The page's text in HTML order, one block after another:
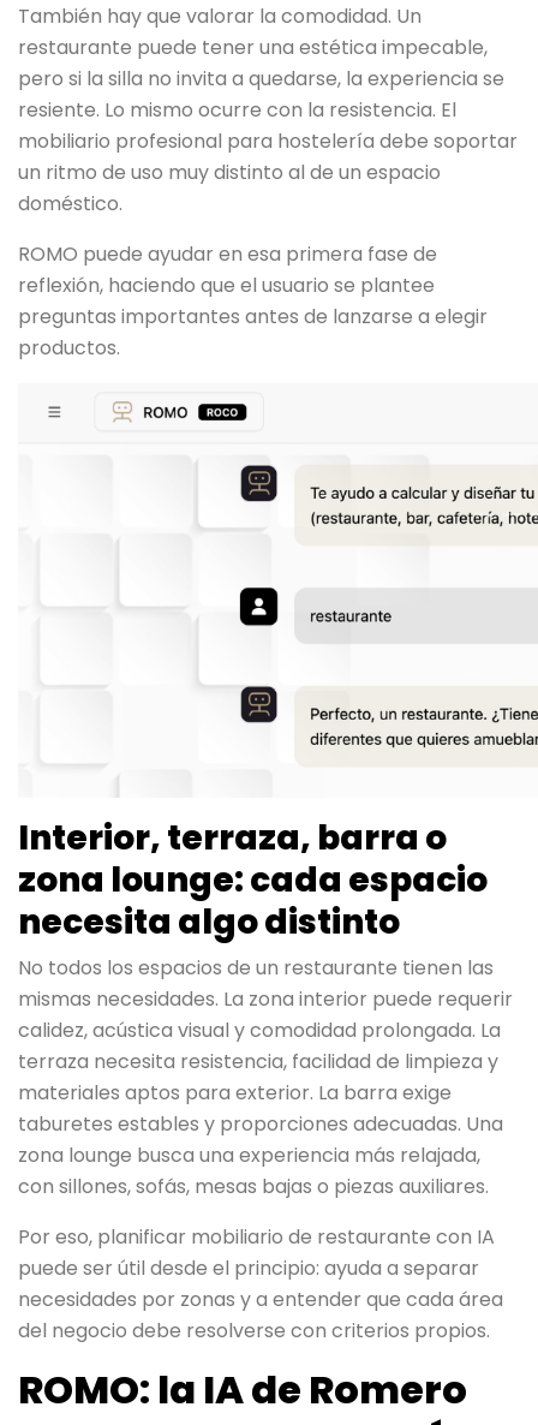
También hay que valorar la comodidad. Un
restaurante puede tener una estética impecable,
pero si la silla no invita a quedarse, la experiencia se
resiente. Lo mismo ocurre con la resistencia. El
mobiliario profesional para hostelería debe soportar
un ritmo de uso muy distinto al de un espacio
doméstico.
ROMO puede ayudar en esa primera fase de
reflexión, haciendo que el usuario se plantee
preguntas importantes antes de lanzarse a elegir
productos.
Interior, terraza, barra o
zona lounge: cada espacio
necesita algo distinto
No todos los espacios de un restaurante tienen las
mismas necesidades. La zona interior puede requerir
calidez, acústica visual y comodidad prolongada. La
terraza necesita resistencia, facilidad de limpieza y
materiales aptos para exterior. La barra exige
taburetes estables y proporciones adecuadas. Una
zona lounge busca una experiencia más relajada,
con sillones, sofás, mesas bajas o piezas auxiliares.
Por eso, planificar mobiliario de restaurante con IA
puede ser útil desde el principio: ayuda a separar
necesidades por zonas y a entender que cada área
del negocio debe resolverse con criterios propios.
ROMO: la IA de Romero